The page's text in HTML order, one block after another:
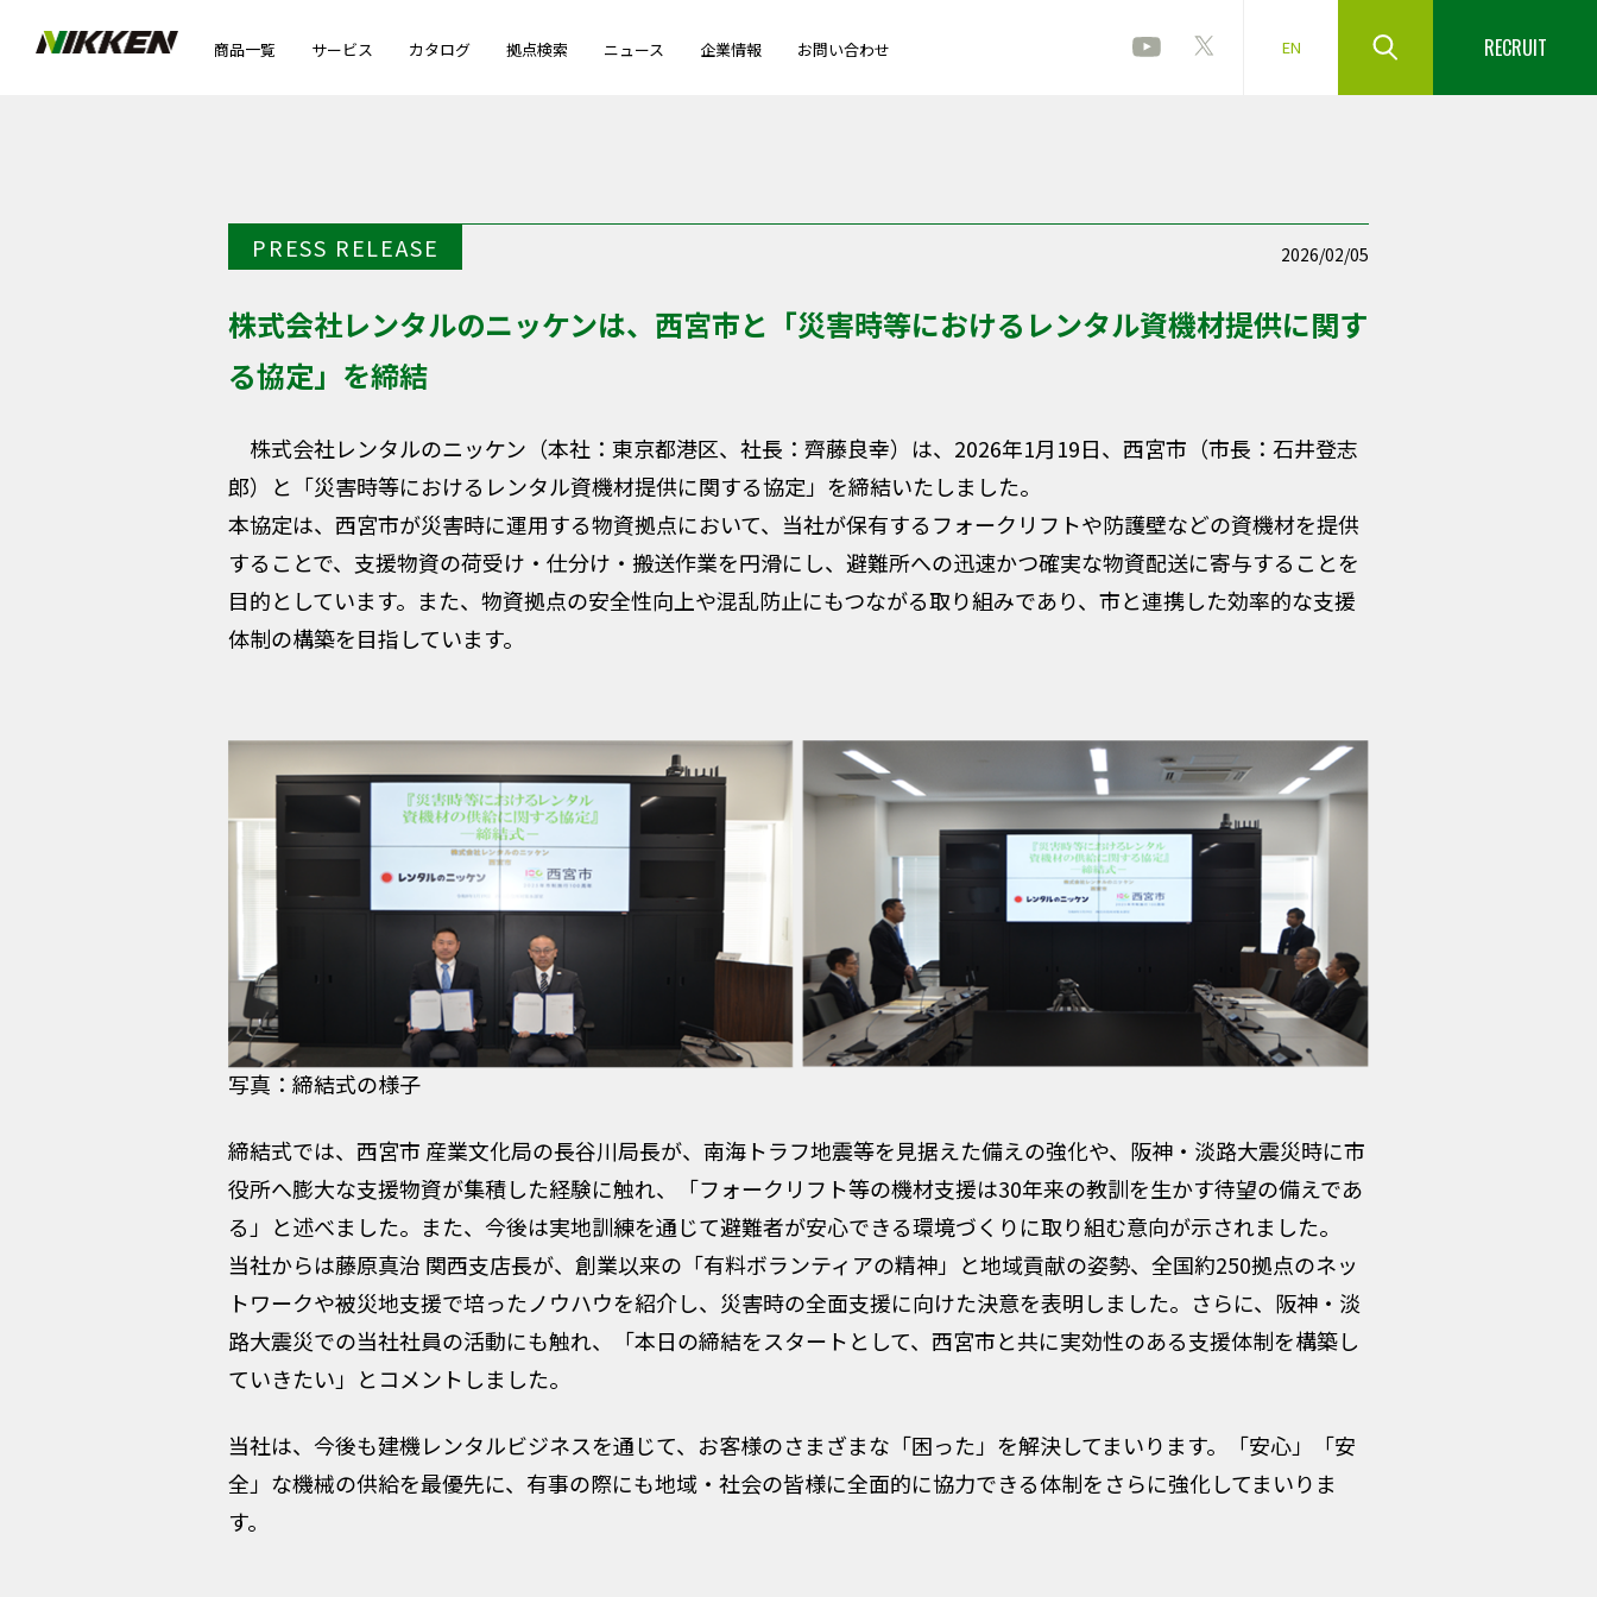
商品一覧 サービス カタログ 拠点検索 ニュース 企業情報 お問い合わせ EN RECRUIT
PRESS RELEASE 2026/02/05
株式会社レンタルのニッケンは、西宮市と「災害時等におけるレンタル資機材提供に関す
る協定」を締結
株式会社レンタルのニッケン（本社：東京都港区、社長：齊藤良幸）は、2026年1月19日、西宮市（市長：石井登志
郎）と「災害時等におけるレンタル資機材提供に関する協定」を締結いたしました。
本協定は、西宮市が災害時に運用する物資拠点において、当社が保有するフォークリフトや防護壁などの資機材を提供
することで、支援物資の荷受け・仕分け・搬送作業を円滑にし、避難所への迅速かつ確実な物資配送に寄与することを
目的としています。また、物資拠点の安全性向上や混乱防止にもつながる取り組みであり、市と連携した効率的な支援
体制の構築を目指しています。
写真：締結式の様子
締結式では、西宮市 産業文化局の長谷川局長が、南海トラフ地震等を見据えた備えの強化や、阪神・淡路大震災時に市
役所へ膨大な支援物資が集積した経験に触れ、「フォークリフト等の機材支援は30年来の教訓を生かす待望の備えであ
る」と述べました。また、今後は実地訓練を通じて避難者が安心できる環境づくりに取り組む意向が示されました。
当社からは藤原真治 関西支店長が、創業以来の「有料ボランティアの精神」と地域貢献の姿勢、全国約250拠点のネッ
トワークや被災地支援で培ったノウハウを紹介し、災害時の全面支援に向けた決意を表明しました。さらに、阪神・淡
路大震災での当社社員の活動にも触れ、「本日の締結をスタートとして、西宮市と共に実効性のある支援体制を構築し
ていきたい」とコメントしました。
当社は、今後も建機レンタルビジネスを通じて、お客様のさまざまな「困った」を解決してまいります。「安心」「安
全」な機械の供給を最優先に、有事の際にも地域・社会の皆様に全面的に協力できる体制をさらに強化してまいりま
す。